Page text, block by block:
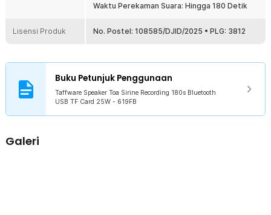
Kelengkapan Produk
1 x Taffware Speaker Toa Sirine Recording 180s Bluetooth USB
Waktu Perekaman Suara: Hingga 180 Detik
Lisensi Produk No. Postel: 108585/DJID/2025 • PLG: 3812
Buku Petunjuk Penggunaan
Taffware Speaker Toa Sirine Recording 180s Bluetooth
USB TF Card 25W - 619FB
Galeri